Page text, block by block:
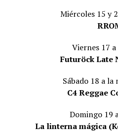
Miércoles 15 y
Viernes 17
Futuröck Late
Sábado 18 a la
C4 Reggae
Domingo 19
La linterna mágica